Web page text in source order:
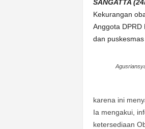
SANGATTA
Kekurangan
Anggota DPRD
dan
karena ini
Ia mengakui,
ketersediaan